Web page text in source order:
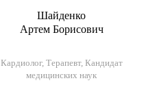
Шайденко
Артем Борисович
Кардиолог, Терапевт, Кандидат
медицинских наук